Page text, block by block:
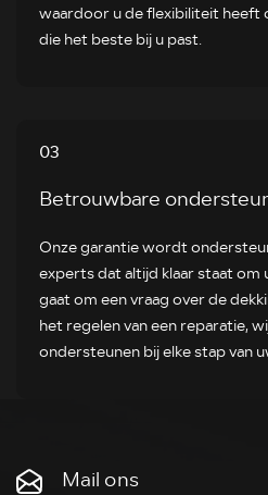
waardoor u de flexibiliteit heeft
die het beste bij u past.
03
Betrouwbare
Onze garantie wordt
experts dat altijd klaar staat om
gaat om een vraag over de
het regelen van een reparatie,
ondersteunen bij elke stap van
Mail ons